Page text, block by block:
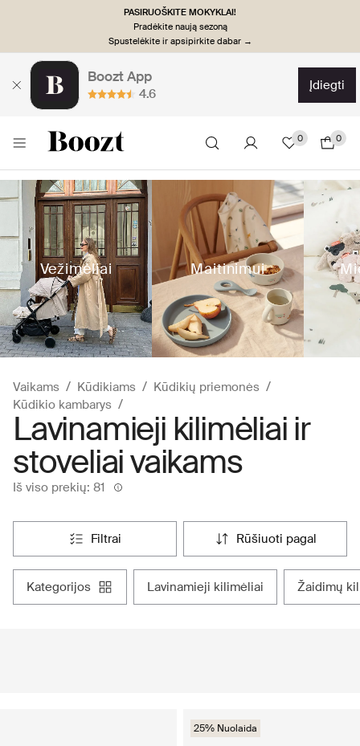
PASIRUOŠKITE MOKYKLAI!
Pradėkite naują sezoną
Spustelėkite ir apsipirkite dabar →
Boozt App
4.6
įdiegti
0 0
Vežimėliai Maitinimui
Vaikams Kūdikiams
Kūdikių priemonės
Kūdikio kambarys
Lavinamieji kilimėliai ir
stoveliai vaikams
Iš viso prekių: 81
filtrai rūšiuoti pagal
kategorijos lavinamieji kilimėliai žaidimų
25% Nuolaida